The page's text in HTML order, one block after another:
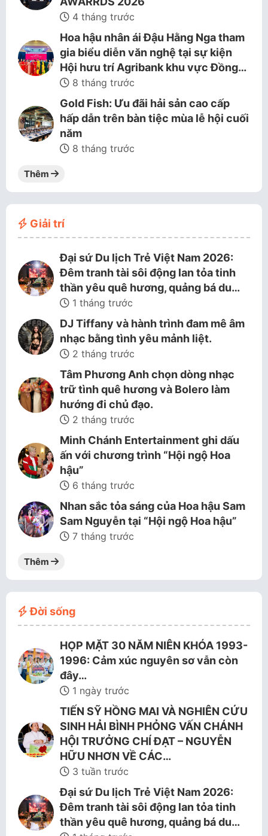
4 tháng trước
Hoa hậu nhân ái Đậu Hằng Nga tham
gia biểu diễn văn nghệ tại sự kiện
Hội hưu trí Agribank khu vực Đồng…
8 tháng trước
Gold Fish: Ưu đãi hải sản cao cấp
hấp dẫn trên bàn tiệc mùa lễ hội cuối
năm
8 tháng trước
Thêm
Giải trí
Đại sứ Du lịch Trẻ Việt Nam 2026:
Đêm tranh tài sôi động lan tỏa tinh
thần yêu quê hương, quảng bá du…
1 tháng trước
DJ Tiffany và hành trình đam mê âm
nhạc bằng tình yêu mảnh liệt.
2 tháng trước
Tâm Phương Anh chọn dòng nhạc
trữ tình quê hương và Bolero làm
hướng đi chủ đạo.
2 tháng trước
Minh Chánh Entertainment ghi dấu
ấn với chương trình “Hội ngộ Hoa
hậu”
6 tháng trước
Nhan sắc tỏa sáng của Hoa hậu Sam
Sam Nguyễn tại “Hội ngộ Hoa hậu”
7 tháng trước
Thêm
Đời sống
HỌP MẶT 30 NĂM NIÊN KHÓA 1993-
1996: Cảm xúc nguyên sơ vẫn còn
đây…
1 ngày trước
TIẾN SỸ HỒNG MAI VÀ NGHIÊN CỨU
SINH HẢI BÌNH PHỎNG VẤN CHÁNH
HỘI TRƯỞNG CHÍ ĐẠT – NGUYỄN
HỮU NHƠN VỀ CÁC…
3 tuần trước
Đại sứ Du lịch Trẻ Việt Nam 2026:
Đêm tranh tài sôi động lan tỏa tinh
thần yêu quê hương, quảng bá du…